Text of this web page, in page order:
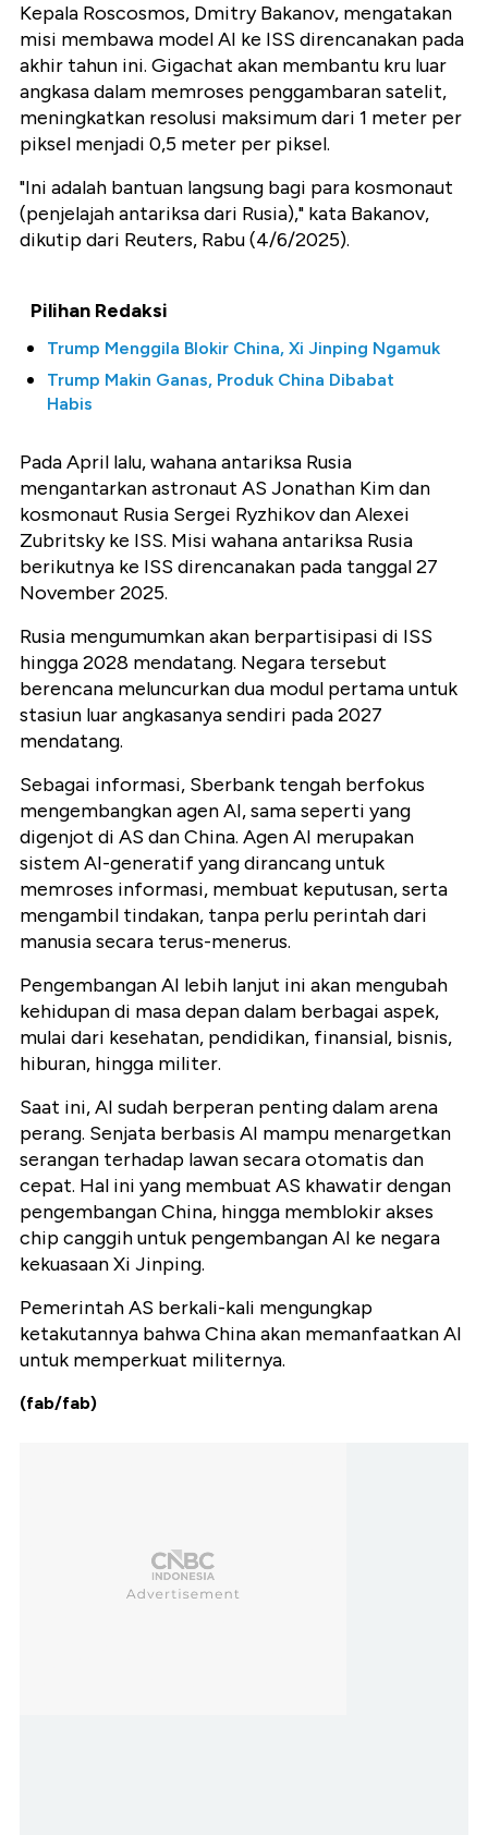
Kepala Roscosmos, Dmitry Bakanov, mengatakan
misi membawa model AI ke ISS direncanakan pada
akhir tahun ini. Gigachat akan membantu kru luar
angkasa dalam memroses penggambaran satelit,
meningkatkan resolusi maksimum dari 1 meter per
piksel menjadi 0,5 meter per piksel.
"Ini adalah bantuan langsung bagi para kosmonaut
(penjelajah antariksa dari Rusia)," kata Bakanov,
dikutip dari Reuters, Rabu (4/6/2025).
Pilihan Redaksi
Trump Menggila Blokir China, Xi Jinping Ngamuk
Trump Makin Ganas, Produk China Dibabat
Habis
Pada April lalu, wahana antariksa Rusia
mengantarkan astronaut AS Jonathan Kim dan
kosmonaut Rusia Sergei Ryzhikov dan Alexei
Zubritsky ke ISS. Misi wahana antariksa Rusia
berikutnya ke ISS direncanakan pada tanggal 27
November 2025.
Rusia mengumumkan akan berpartisipasi di ISS
hingga 2028 mendatang. Negara tersebut
berencana meluncurkan dua modul pertama untuk
stasiun luar angkasanya sendiri pada 2027
mendatang.
Sebagai informasi, Sberbank tengah berfokus
mengembangkan agen AI, sama seperti yang
digenjot di AS dan China. Agen AI merupakan
sistem AI-generatif yang dirancang untuk
memroses informasi, membuat keputusan, serta
mengambil tindakan, tanpa perlu perintah dari
manusia secara terus-menerus.
Pengembangan AI lebih lanjut ini akan mengubah
kehidupan di masa depan dalam berbagai aspek,
mulai dari kesehatan, pendidikan, finansial, bisnis,
hiburan, hingga militer.
Saat ini, AI sudah berperan penting dalam arena
perang. Senjata berbasis AI mampu menargetkan
serangan terhadap lawan secara otomatis dan
cepat. Hal ini yang membuat AS khawatir dengan
pengembangan China, hingga memblokir akses
chip canggih untuk pengembangan AI ke negara
kekuasaan Xi Jinping.
Pemerintah AS berkali-kali mengungkap
ketakutannya bahwa China akan memanfaatkan AI
untuk memperkuat militernya.
(fab/fab)